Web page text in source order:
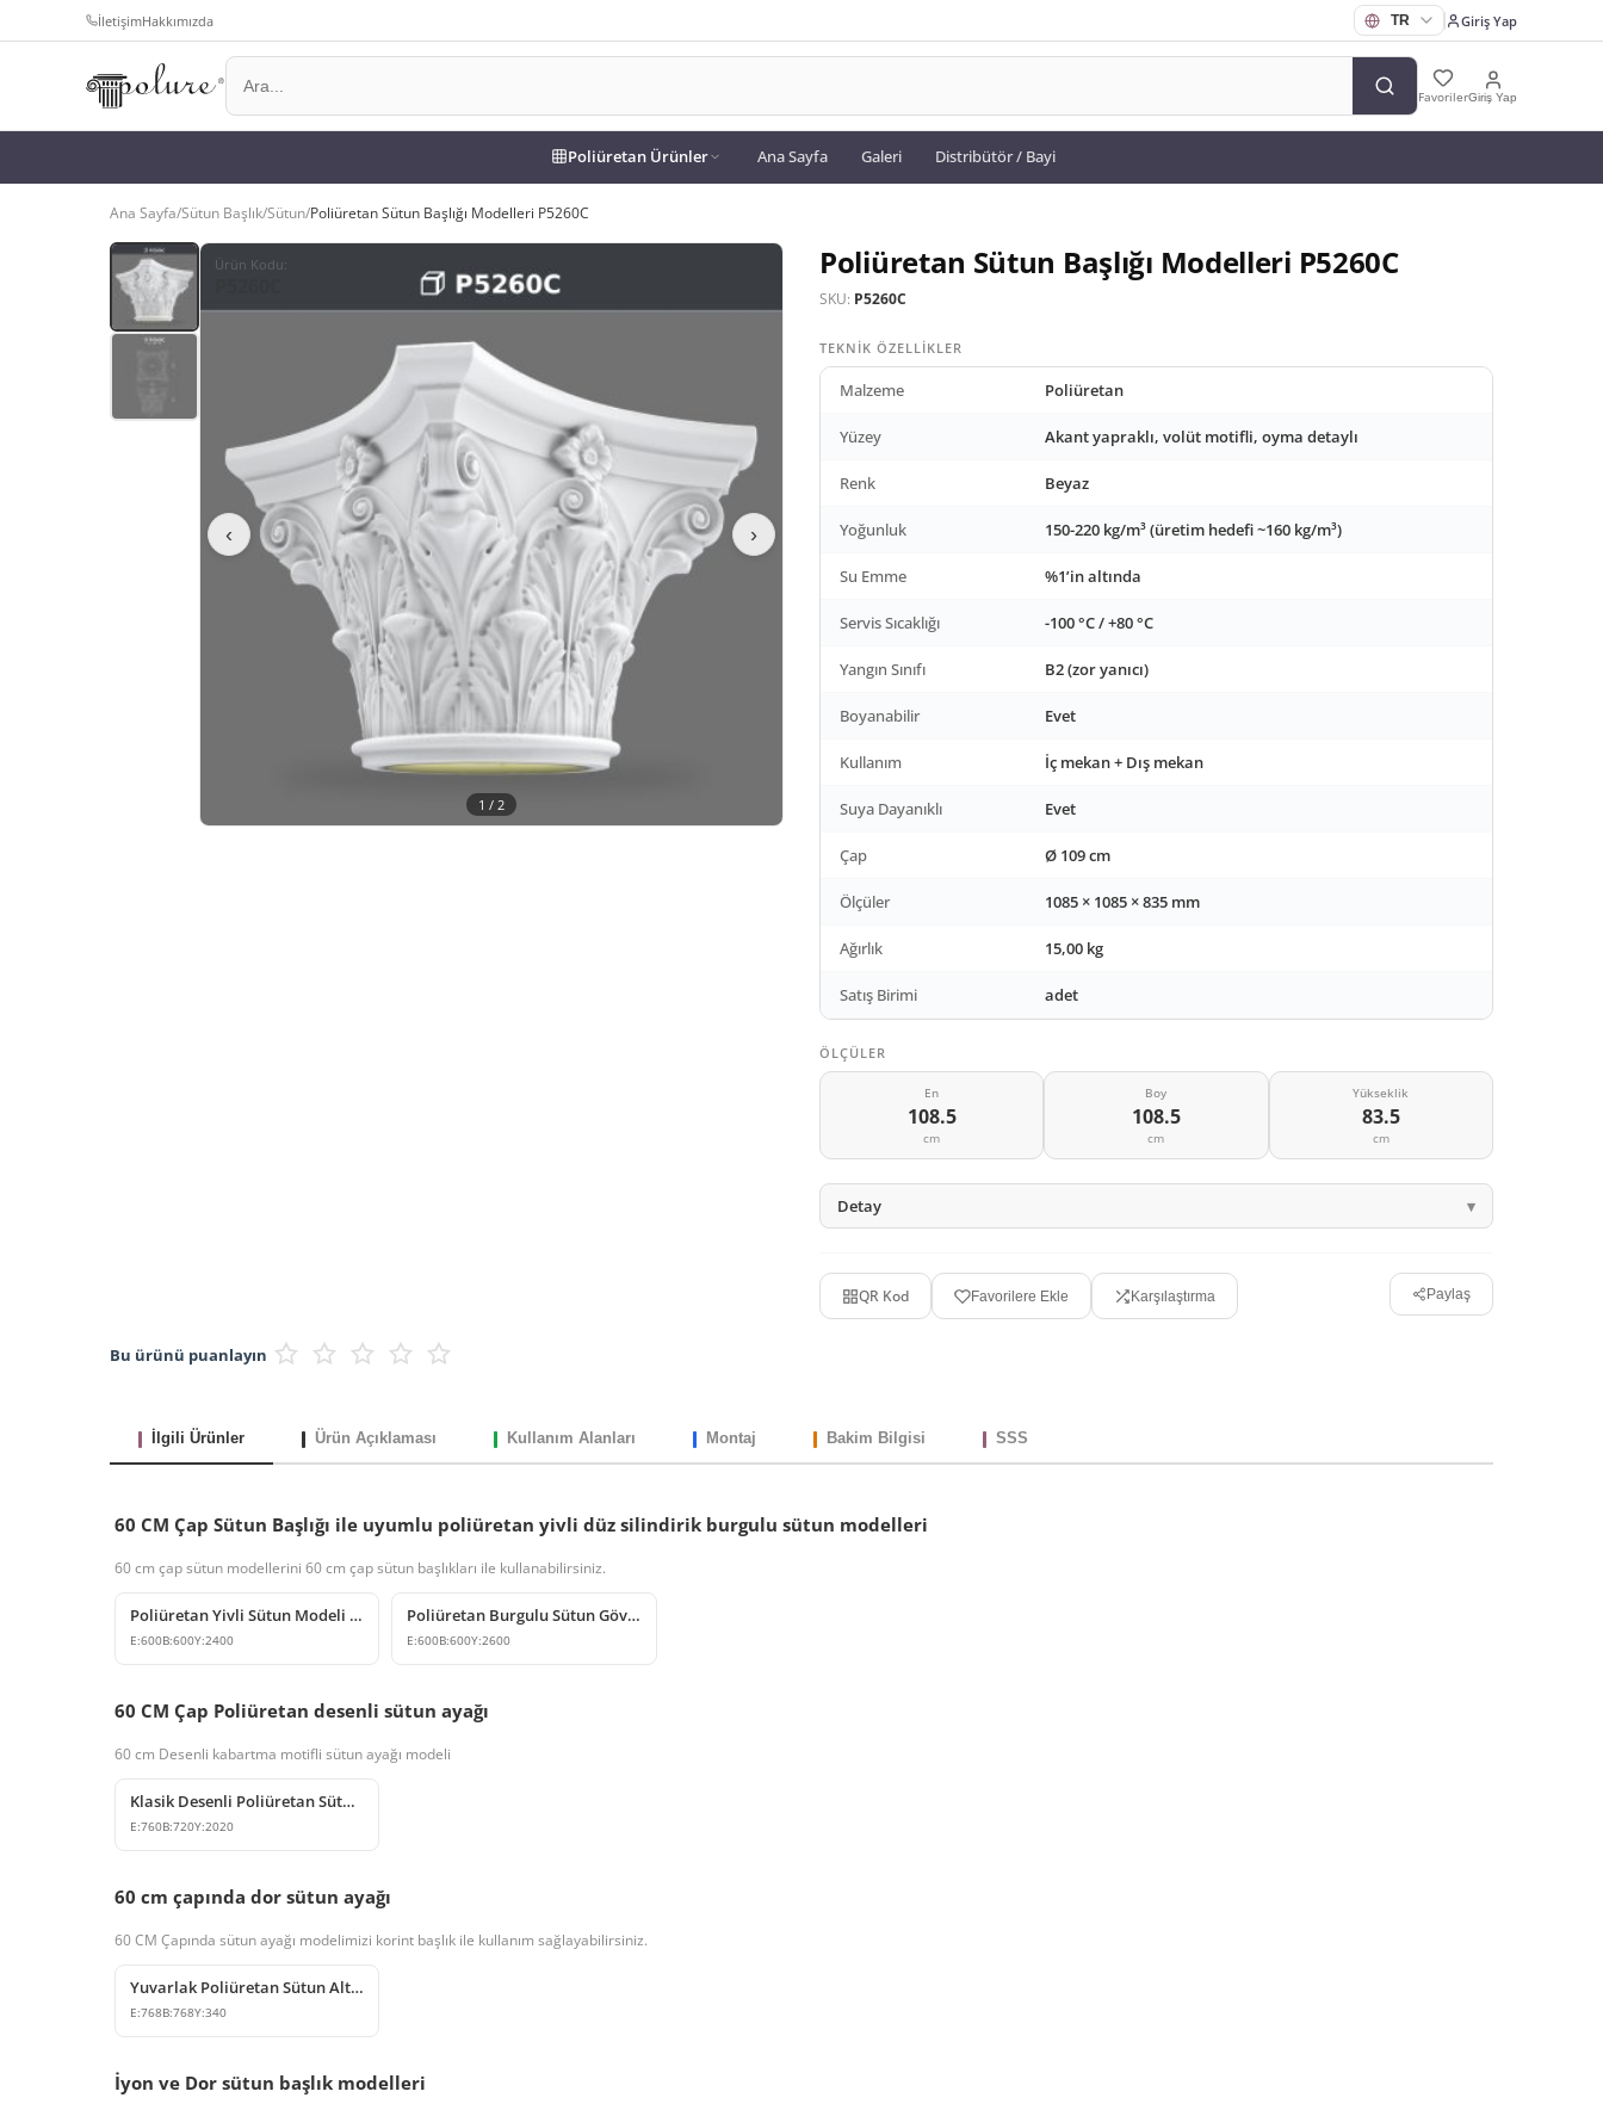
İletişimHakkımızda Giriş Yap
FavorilerGiriş Yap
Poliüretan Ürünler Ana Sayfa Galeri Distribütör / Bayi
Ana Sayfa/Sütun Başlık/Sütun/Poliüretan Sütun Başlığı Modelleri P5260C
Ürün Kodu:
‹ ›
1 / 2
Poliüretan Sütun Başlığı Modelleri P5260C
SKU: P5260C
TEKNIK ÖZELLIKLER
Malzeme Poliüretan
Yüzey Akant yapraklı, volüt motifli, oyma detaylı
Renk Beyaz
Yoğunluk 150-220 kg/m³ (üretim hedefi ~160 kg/m³)
Su Emme %1’in altında
Servis Sıcaklığı -100 °C / +80 °C
Yangın Sınıfı B2 (zor yanıcı)
Boyanabilir Evet
Kullanım İç mekan + Dış mekan
Suya Dayanıklı Evet
Çap Ø 109 cm
Ölçüler 1085 × 1085 × 835 mm
Ağırlık 15,00 kg
Satış Birimi adet
ÖLÇÜLER
En
108.5
cm
Boy
108.5
cm
Yükseklik
83.5
cm
Detay
QR Kod Favorilere Ekle Karşılaştırma Paylaş
Bu ürünü puanlayın
İlgili Ürünler Ürün Açıklaması Kullanım Alanları Montaj Bakim Bilgisi SSS
60 CM Çap Sütun Başlığı ile uyumlu poliüretan yivli düz silindirik burgulu sütun modelleri
60 cm çap sütun modellerini 60 cm çap sütun başlıkları ile kullanabilirsiniz.
Poliüretan Yivli Sütun Modeli 60 cm
E:600B:600Y:2400
Poliüretan Burgulu Sütun Gövdesi
E:600B:600Y:2600
60 CM Çap Poliüretan desenli sütun ayağı
60 cm Desenli kabartma motifli sütun ayağı modeli
Klasik Desenli Poliüretan Sütun Modeli
E:760B:720Y:2020
60 cm çapında dor sütun ayağı
60 CM Çapında sütun ayağı modelimizi korint başlık ile kullanım sağlayabilirsiniz.
Yuvarlak Poliüretan Sütun Alt Kaide Tasarımı
E:768B:768Y:340
İyon ve Dor sütun başlık modelleri